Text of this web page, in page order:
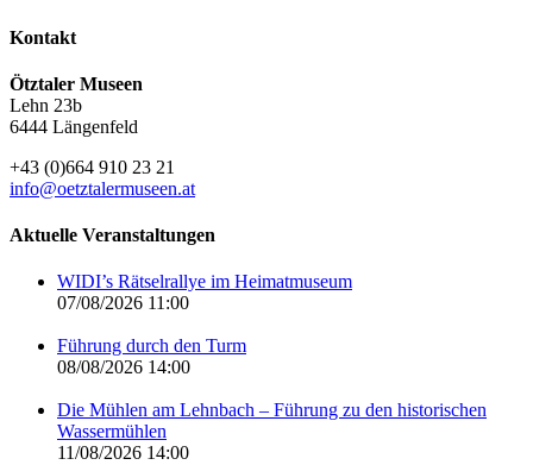
Kontakt
Ötztaler Museen
Lehn 23b
6444 Längenfeld
+43 (0)664 910 23 21
info@oetztalermuseen.at
Aktuelle Veranstaltungen
WIDI’s Rätselrallye im Heimatmuseum
07/08/2026 11:00
Führung durch den Turm
08/08/2026 14:00
Die Mühlen am Lehnbach – Führung zu den historischen
Wassermühlen
11/08/2026 14:00